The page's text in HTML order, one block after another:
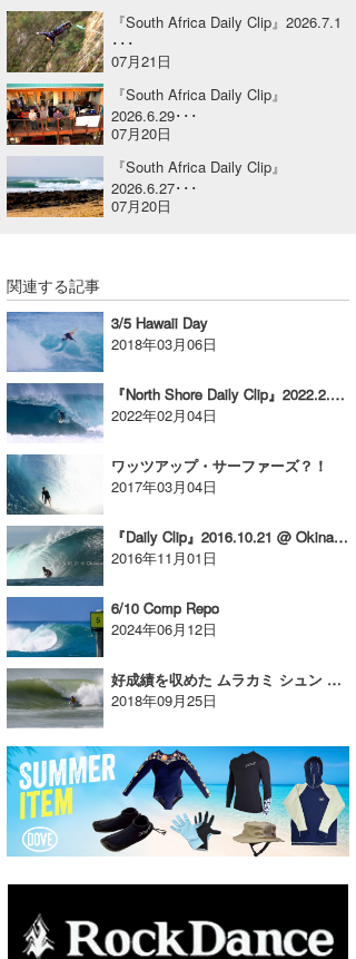
『South Africa Daily Clip』2026.7.1
･･･
07月21日
『South Africa Daily Clip』
2026.6.29･･･
07月20日
『South Africa Daily Clip』
2026.6.27･･･
07月20日
関連する記事
3/5 Hawaii Day
2018年03月06日
『North Shore Daily Clip』2022.2.1 @ OTW
2022年02月04日
ワッツアップ・サーファーズ？！
2017年03月04日
『Daily Clip』2016.10.21 @ Okinawa
2016年11月01日
6/10 Comp Repo
2024年06月12日
好成績を収めた ムラカミ シュン 選手 。。。
2018年09月25日
喜納海人
KID
KOBU
KY
mitz
S.K
Soulman
VAGY
waka☆=
YUKI☆
たっちー
ハンマー
まっきー
三輪予報士
小川予報士
上田純子
上條将美
唐澤予報士
ゴン